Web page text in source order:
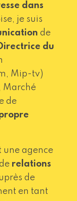
dans
je suis
de
du
Mip-tv)
Marché
de
une agence
relations
de
en tant